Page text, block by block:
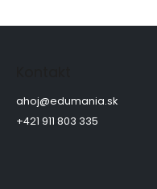
Z
ahoj@edumania.sk
+421 911 803 335